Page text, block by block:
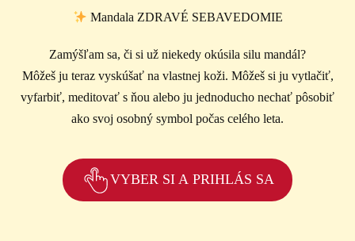
Mandala ZDRAVÉ SEBAVEDOMIE
Zamýšľam sa, či si už niekedy okúsila silu mandál?
Môžeš ju teraz vyskúšať na vlastnej koži. Môžeš si ju vytlačiť,
vyfarbiť, meditovať s ňou alebo ju jednoducho nechať pôsobiť
ako svoj osobný symbol počas celého leta.
VYBER SI A PRIHLÁS SA